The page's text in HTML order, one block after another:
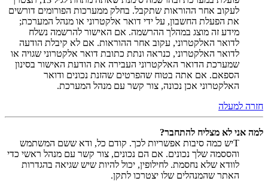
לעקוב אחר ההוראות שתקבל. בחלק ממערכות הפורומים דורשים
את הפעלת החשבון, על ידי דואר אלקטרוני או מנהל המערכת;
מידע זה מוצג במהלך ההרשמה. אם האישור להרשמה נשלח
לדואר האלקטרוני, עקוב אחר ההוראות. אם לא קיבלת הודעה
לדואר האלקטרוני, כנראה ונתת כתובת דואר אלקטרוני שגויה או
שמערכת הדואר האלקטרוני העבירה את הודעת האישור בסינון
הספאם. אם אתה בטוח שהפרטים שהזנת נכונים ודואר
האלקטרוני אכן נכונה, צור קשר עם מנהל המערכת.
חזרה למעלה
למה אני לא מצליח להתחבר?
Tיש כמה סיבות אפשריות לכך. קודם כל, ודא ששם המשתמש
והססמה שלך נכונים. אם הם נכונים, צור קשר עם מנהל ראשי כדי
לוודא שלא נחסמת. לחילופין, יכול להיות שיש שגיאה בהגדרות
האתר שהמנהלים שלו יצטרכו לתקן.